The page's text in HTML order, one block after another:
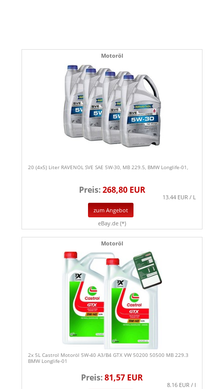
Motoröl
20 (4x5) Liter RAVENOL SVE SAE 5W-30, MB 229.5, BMW Longlife-01,
Preis:268,80 EUR
13.44 EUR / L
zum Angebot
eBay.de (*)
Motoröl
2x 5L Castrol Motoröl 5W-40 A3/B4 GTX VW 50200 50500 MB 229.3
BMW Longlife-01
Preis:81,57 EUR
8.16 EUR / l